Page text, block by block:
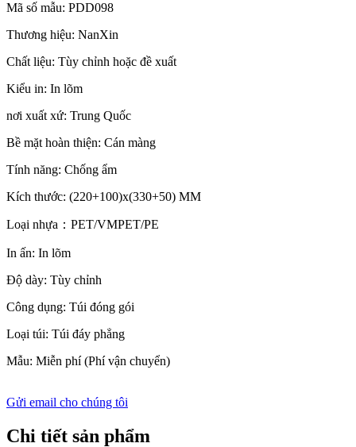
Mã số mẫu: PDD098
Thương hiệu: NanXin
Chất liệu: Tùy chỉnh hoặc đề xuất
Kiểu in: In lõm
nơi xuất xứ: Trung Quốc
Bề mặt hoàn thiện: Cán màng
Tính năng: Chống ẩm
Kích thước: (220+100)x(330+50) MM
Loại nhựa ：PET/VMPET/PE
In ấn: In lõm
Độ dày: Tùy chỉnh
Công dụng: Túi đóng gói
Loại túi: Túi đáy phẳng
Mẫu: Miễn phí (Phí vận chuyển)
Gửi email cho chúng tôi
Chi tiết sản phẩm